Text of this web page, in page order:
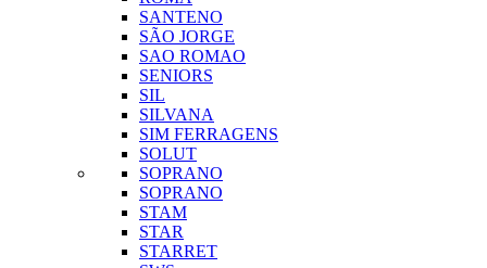
SANTENO
SÃO JORGE
SAO ROMAO
SENIORS
SIL
SILVANA
SIM FERRAGENS
SOLUT
SOPRANO
SOPRANO
STAM
STAR
STARRET